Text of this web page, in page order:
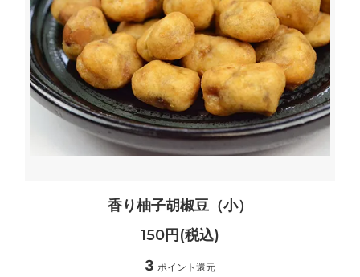
香り柚子胡椒豆（小）
150円(税込)
3 ポイント還元